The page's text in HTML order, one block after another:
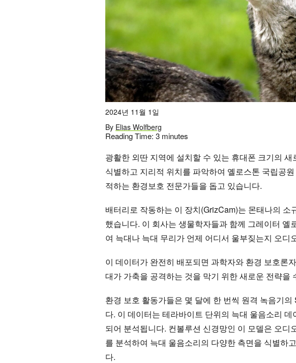
2024년 11월 1일
By Elias Wolfberg
Reading Time: 3 minutes
광활한 외딴 지역에 설치할 수 있는 휴대폰 크기의
식별하고 지리적 위치를 파악하여 옐로스톤 국립공
적하는 환경보호 전문가들을 돕고 있습니다.
배터리로 작동하는 이 장치(GrizCam)는 몬태나의
했습니다. 이 회사는 생물학자들과 함께 그레이터 옐
여 늑대나 늑대 무리가 언제 어디서 울부짖는지 오디
이 데이터가 완전히 배포되면 과학자와 환경 보호론
대가 가축을 공격하는 것을 막기 위한 새로운 전략을
환경 보호 활동가들은 몇 달에 한 번씩 원격 녹음기
다. 이 데이터는 테라바이트 단위의 늑대 울음소리
되어 분석됩니다. 컨볼루션 신경망인 이 모델은 오디
를 분석하여 늑대 울음소리의 다양한 측면을 식별하
다.